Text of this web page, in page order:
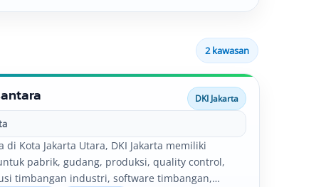
2 kawasan
DKI Jakarta
di Kota Jakarta Utara, DKI Jakarta memiliki
pabrik, gudang, produksi, quality control,
timbangan industri, software timbangan,